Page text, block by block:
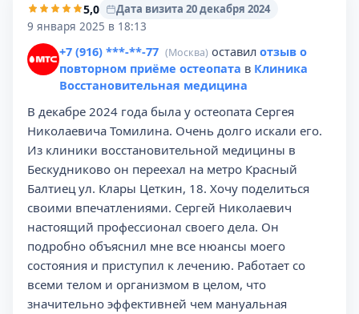
5,0
Дата визита 20 декабря 2024
9 января 2025 в 18:13
+7 (916) ***-**-77 (Москва) оставил отзыв о
повторном приёме остеопата в Клиника
Восстановительная медицина
В декабре 2024 года была у остеопата Сергея
Николаевича Томилина. Очень долго искали его.
Из клиники восстановительной медицины в
Бескудниково он переехал на метро Красный
Балтиец ул. Клары Цеткин, 18. Хочу поделиться
своими впечатлениями. Сергей Николаевич
настоящий профессионал своего дела. Он
подробно объяснил мне все нюансы моего
состояния и приступил к лечению. Работает со
всеми телом и организмом в целом, что
значительно эффективней чем мануальная